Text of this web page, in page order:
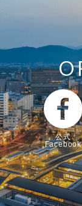
公式
Facebook